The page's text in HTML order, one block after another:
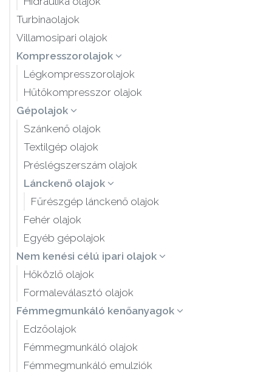
Turbinaolajok
Villamosipari olajok
Kompresszorolajok
Légkompresszorolajok
Hűtőkompresszor olajok
Gépolajok
Szánkenő olajok
Textilgép olajok
Préslégszerszám olajok
Lánckenő olajok
Fűrészgép lánckenő olajok
Fehér olajok
Egyéb gépolajok
Nem kenési célú ipari olajok
Hőközlő olajok
Formaleválasztó olajok
Fémmegmunkáló kenőanyagok
Edzőolajok
Fémmegmunkáló olajok
Fémmegmunkáló emulziók